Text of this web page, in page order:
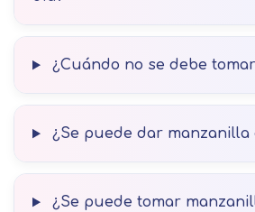
¿Cuándo no se debe
¿Se puede dar manzanilla
¿Se puede tomar